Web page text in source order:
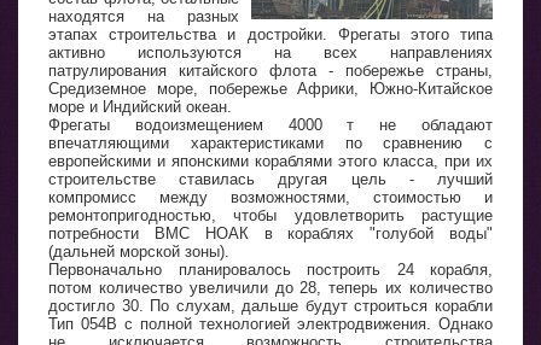
находятся на разных
этапах строительства и достройки. Фрегаты этого типа
активно используются на всех направлениях
патрулирования китайского флота - побережье страны,
Средиземное море, побережье Африки, Южно-Китайское
море и Индийский океан.
Фрегаты водоизмещением 4000 т не обладают
впечатляющими характеристиками по сравнению с
европейскими и японскими кораблями этого класса, при их
строительстве ставилась другая цель - лучший
компромисс между возможностями, стоимостью и
ремонтопригодностью, чтобы удовлетворить растущие
потребности ВМС НОАК в кораблях "голубой воды"
(дальней морской зоны).
Первоначально планировалось построить 24 корабля,
потом количество увеличили до 28, теперь их количество
достигло 30. По слухам, дальше будут строиться корабли
Тип 054В с полной технологией электродвижения. Однако